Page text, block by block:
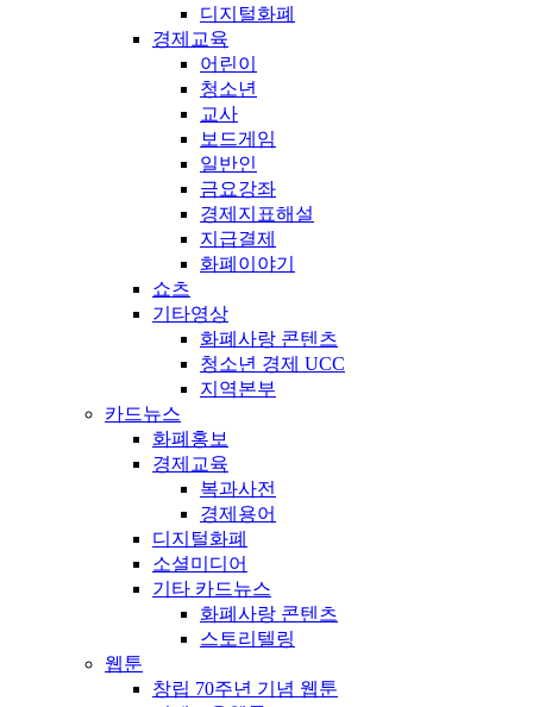
디지털화폐
경제교육
어린이
청소년
교사
보드게임
일반인
금요강좌
경제지표해설
지급결제
화폐이야기
쇼츠
기타영상
화폐사랑 콘텐츠
청소년 경제 UCC
지역본부
카드뉴스
화폐홍보
경제교육
복과사전
경제용어
디지털화폐
소셜미디어
기타 카드뉴스
화폐사랑 콘텐츠
스토리텔링
웹툰
창립 70주년 기념 웹툰